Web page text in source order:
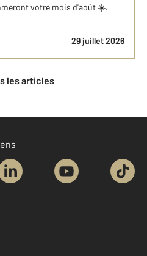
votre mois d'août ☀️.
29 juillet 2026
les articles
à mon compte